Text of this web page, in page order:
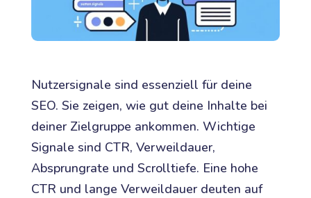
Nutzersignale sind essenziell für deine
SEO. Sie zeigen, wie gut deine Inhalte bei
deiner Zielgruppe ankommen. Wichtige
Signale sind CTR, Verweildauer,
Absprungrate und Scrolltiefe. Eine hohe
CTR und lange Verweildauer deuten auf